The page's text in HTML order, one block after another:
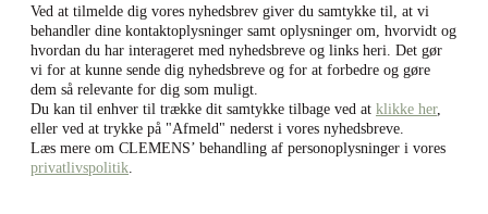
Ved at tilmelde dig vores nyhedsbrev giver du samtykke til, at vi
behandler dine kontaktoplysninger samt oplysninger om, hvorvidt og
hvordan du har interageret med nyhedsbreve og links heri. Det gør
vi for at kunne sende dig nyhedsbreve og for at forbedre og gøre
dem så relevante for dig som muligt.
Du kan til enhver til trække dit samtykke tilbage ved at klikke her,
eller ved at trykke på "Afmeld" nederst i vores nyhedsbreve.
Læs mere om CLEMENS’ behandling af personoplysninger i vores
privatlivspolitik